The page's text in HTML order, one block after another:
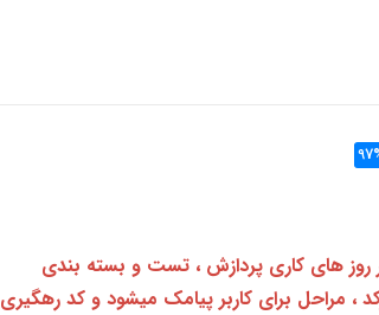
روز های کاری پردازش ، تست و بسته بندی
، مراحل برای کاربر پیامک میشود و کد رهگیری